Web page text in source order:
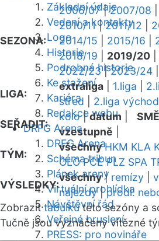
Základní údaje
Vedení a kontakty
Logo
Historie
Podrobná historie
Ke stažení
Kariéra
Redakce webu
DRFG Arena
DRFG Arena
Schéma tribun
Plánek areny
Virtuální prohlídka
Návštěvní řád
Veřejné bruslení
PRESS: pro novináře
SEZONA:
2006/07|2007/08
2010/11|2011/12
2014/15
2015/16
2018/19
2019/20
2022/23|2023/24
LIGA:
extraliga 1.liga
střed
2.liga východ
SEŘADIT:
kolo|datum
vzestupně
TÝM:
všechny HKM KLA
OLO PCE PLZ SPA
VÝSLEDKY:
všechny| remízy
nájezdy|prodl.
Zobrazittabulkutéto sezóny a
Tučně jsou vyznačeny vítězné